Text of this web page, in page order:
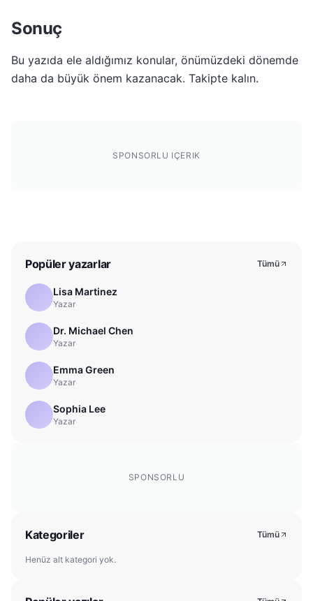
Sonuç
Bu yazıda ele aldığımız konular, önümüzdeki dönemde
daha da büyük önem kazanacak. Takipte kalın.
SPONSORLU IÇERIK
Popüler yazarlar Tümü
Lisa Martinez
Yazar
Dr. Michael Chen
Yazar
Emma Green
Yazar
Sophia Lee
Yazar
SPONSORLU
Kategoriler Tümü
Henüz alt kategori yok.